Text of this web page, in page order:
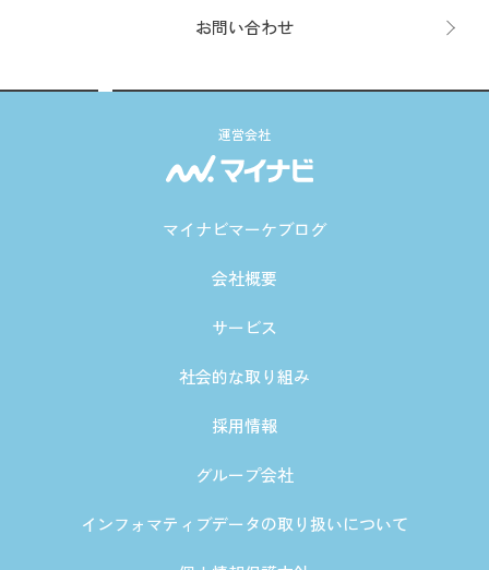
お問い合わせ
運営会社
マイナビマーケブログ
会社概要
サービス
社会的な取り組み
採用情報
グループ会社
インフォマティブデータの取り扱いについて